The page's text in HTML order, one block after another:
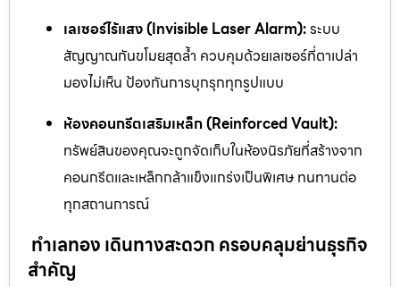
เลเซอร์ไร้แสง (Invisible Laser Alarm):ระบบ
สัญญาณกันขโมยสุดล้ำ ควบคุมด้วยเลเซอร์ที่ตาเปล่า
มองไม่เห็น ป้องกันการบุกรุกทุกรูปแบบ
ห้องคอนกรีตเสริมเหล็ก (Reinforced Vault):
ทรัพย์สินของคุณจะถูกจัดเก็บในห้องนิรภัยที่สร้างจาก
คอนกรีตและเหล็กกล้าแข็งแกร่งเป็นพิเศษ ทนทานต่อ
ทุกสถานการณ์
ทำเลทอง เดินทางสะดวก ครอบคลุมย่านธุรกิจ
สำคัญ